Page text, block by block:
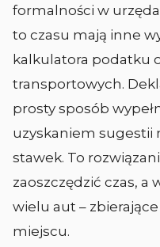
formalności w
to czasu mają inne
kalkulatora podatku
transportowych.
prosty sposób
uzyskaniem sugestii
stawek. To
zaoszczędzić czas, a
wielu aut –
miejscu.